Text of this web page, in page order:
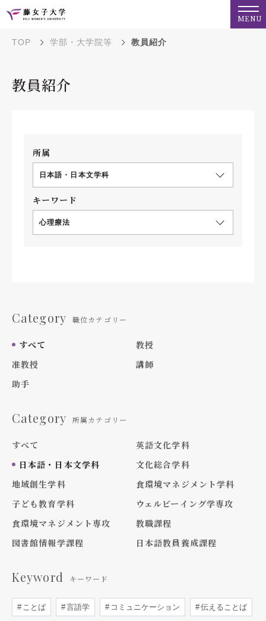
MENU
TOP 学部・大学院等 教員紹介
教員紹介
所属
日本語・日本文学科
キーワード
心理療法
Category 職位カテゴリー
すべて
教授
准教授
講師
助手
Category 所属カテゴリー
すべて
英語文化学科
日本語・日本文学科
文化総合学科
地域創生学科
食環境マネジメント学科
子ども教育学科
ウェルビーイング学専攻
食環境マネジメント専攻
教職課程
図書館情報学課程
日本語教員養成課程
Keyword キーワード
ことば 言語学 コミュニケーション 伝えることば